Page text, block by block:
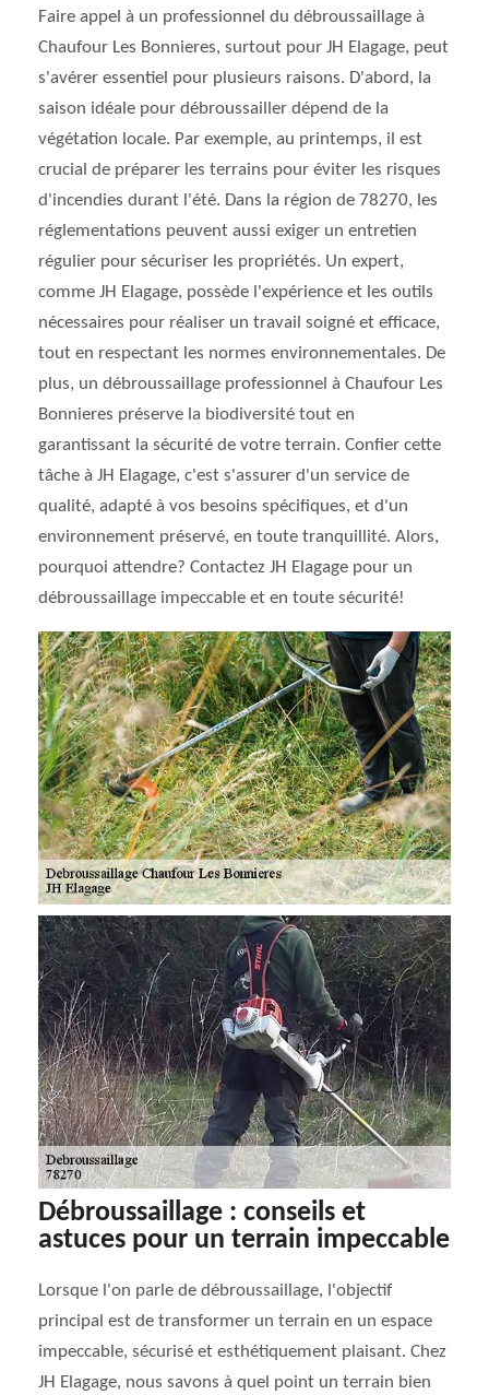
Faire appel à un professionnel du débroussaillage à
Chaufour Les Bonnieres, surtout pour JH Elagage, peut
s'avérer essentiel pour plusieurs raisons. D'abord, la
saison idéale pour débroussailler dépend de la
végétation locale. Par exemple, au printemps, il est
crucial de préparer les terrains pour éviter les risques
d'incendies durant l'été. Dans la région de 78270, les
réglementations peuvent aussi exiger un entretien
régulier pour sécuriser les propriétés. Un expert,
comme JH Elagage, possède l'expérience et les outils
nécessaires pour réaliser un travail soigné et efficace,
tout en respectant les normes environnementales. De
plus, un débroussaillage professionnel à Chaufour Les
Bonnieres préserve la biodiversité tout en
garantissant la sécurité de votre terrain. Confier cette
tâche à JH Elagage, c'est s'assurer d'un service de
qualité, adapté à vos besoins spécifiques, et d'un
environnement préservé, en toute tranquillité. Alors,
pourquoi attendre? Contactez JH Elagage pour un
débroussaillage impeccable et en toute sécurité!
Débroussaillage : conseils et
astuces pour un terrain impeccable
Lorsque l'on parle de débroussaillage, l'objectif
principal est de transformer un terrain en un espace
impeccable, sécurisé et esthétiquement plaisant. Chez
JH Elagage, nous savons à quel point un terrain bien